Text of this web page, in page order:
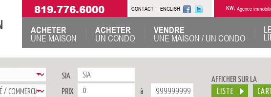
819.776.6000 CONTACT ENGLISH KW, Agence
ACHETER
UNE MAISON
ACHETER
UN CONDO
VENDRE
UNE MAISON / UN CONDO
SIA
PRIX
à
AFFICHER SUR LA